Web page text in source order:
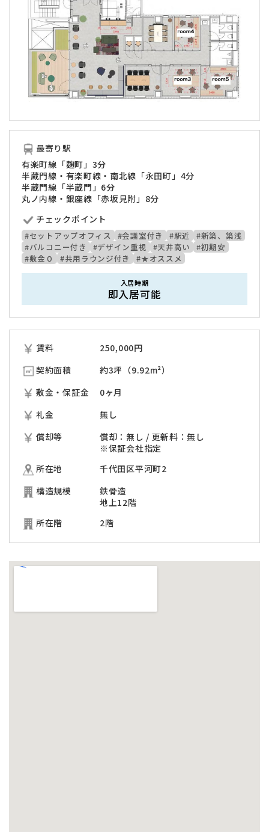
最寄り駅
有楽町線「麹町」3分
半蔵門線・有楽町線・南北線「永田町」4分
半蔵門線「半蔵門」6分
丸ノ内線・銀座線「赤坂見附」8分
チェックポイント
#セットアップオフィス #会議室付き #駅近
#新築、築浅
#バルコニー付き
#デザイン重視 #天井高い
#初期安
#敷金０
#共用ラウンジ付き #★オススメ
入居時期
即入居可能
賃料 250,000円
契約面積
約3坪（9.92m²）
敷金・保証金
0ヶ月
礼金
無し
償却等
償却：無し / 更新料：無し
※保証会社指定
所在地
千代田区平河町2
構造規模
鉄骨造
地上12階
所在階
2階